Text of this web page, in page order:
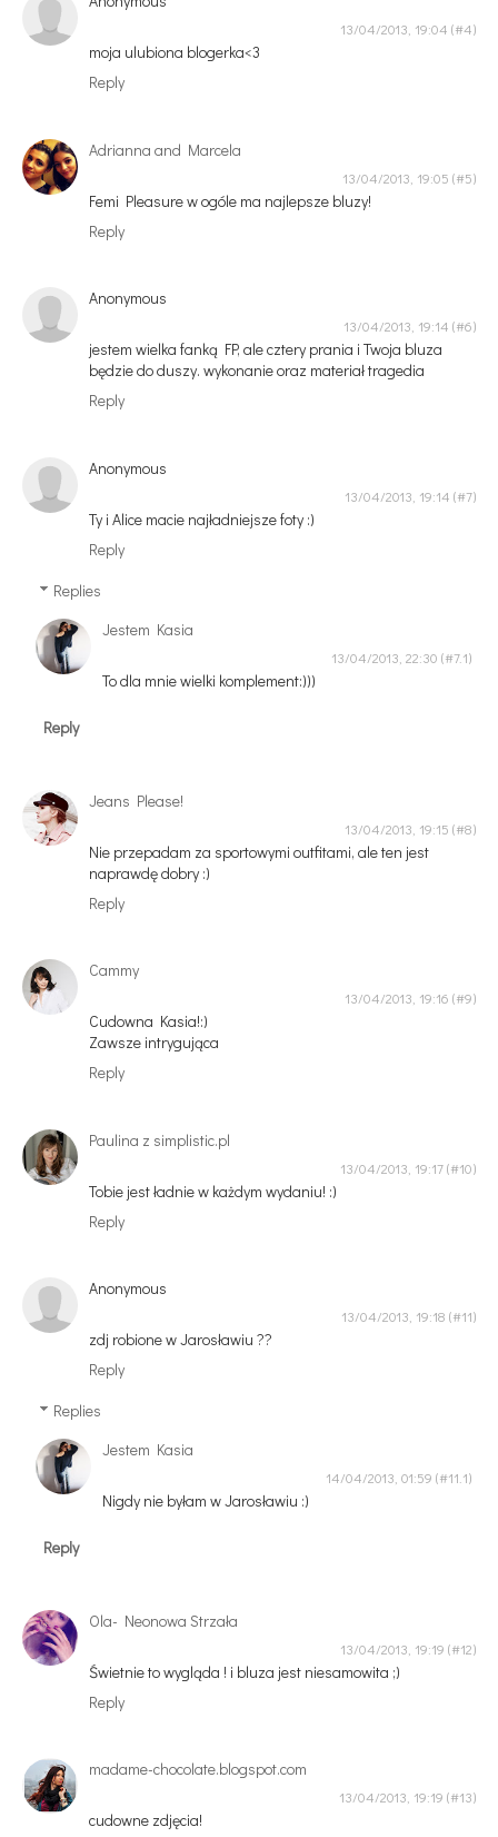
13/04/2013, 19:04
moja ulubiona blogerka<3
Reply
Adrianna and Marcela
13/04/2013, 19:05
Femi Pleasure w ogóle ma najlepsze bluzy!
Reply
Anonymous
13/04/2013, 19:14
jestem wielka fanką FP, ale cztery prania i Twoja bluza
będzie do duszy. wykonanie oraz materiał tragedia
Reply
Anonymous
13/04/2013, 19:14
Ty i Alice macie najładniejsze foty :)
Reply
Replies
Jestem Kasia
13/04/2013, 22:30
To dla mnie wielki komplement:)))
Reply
Jeans Please!
13/04/2013, 19:15
Nie przepadam za sportowymi outfitami, ale ten jest
naprawdę dobry :)
Reply
Cammy
13/04/2013, 19:16
Cudowna Kasia!:)
Zawsze intrygująca
Reply
Paulina z simplistic.pl
13/04/2013, 19:17
Tobie jest ładnie w każdym wydaniu! :)
Reply
Anonymous
13/04/2013, 19:18
zdj robione w Jarosławiu ??
Reply
Replies
Jestem Kasia
14/04/2013, 01:59
Nigdy nie byłam w Jarosławiu :)
Reply
Ola- Neonowa Strzała
13/04/2013, 19:19
Świetnie to wygląda ! i bluza jest niesamowita ;)
Reply
madame-chocolate.blogspot.com
13/04/2013, 19:19
cudowne zdjęcia!